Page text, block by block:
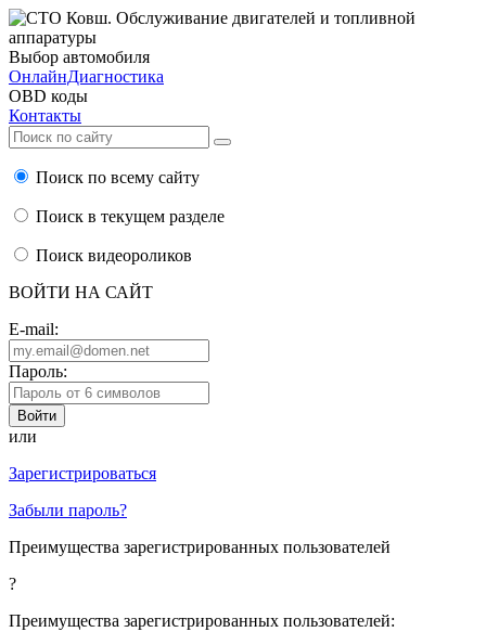
Выбор автомобиля
ОнлайнДиагностика
OBD коды
Контакты
Поиск по всему сайту
Поиск в текущем разделе
Поиск видеороликов
ВОЙТИ НА САЙТ
E-mail:
Пароль:
или
Зарегистрироваться
Забыли пароль?
Преимущества зарегистрированных пользователей
?
Преимущества зарегистрированных пользователей: